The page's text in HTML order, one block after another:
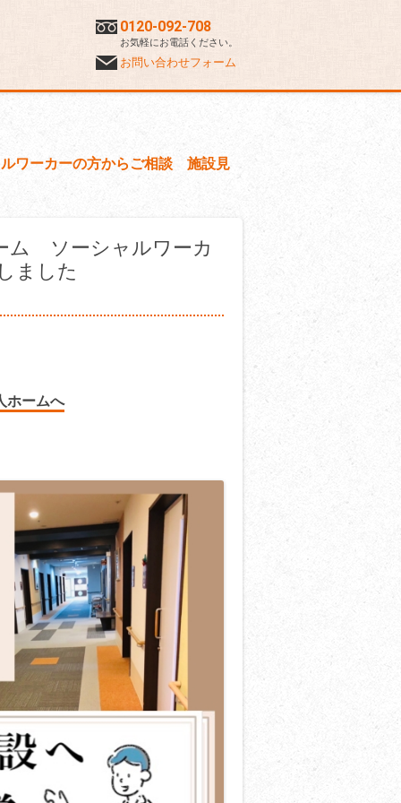
0120-092-708
お気軽にお電話ください。
お問い合わせフォーム
ワーカーの方からご相談 施設見
ム ソーシャルワーカ
ました
ホームへ